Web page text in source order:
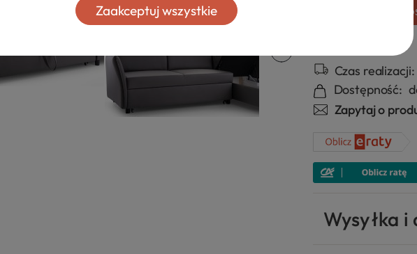
Do
Czas realizacji:
Dostępność:
Zapytaj o
Wysyłka
Zaakceptuj wszystkie